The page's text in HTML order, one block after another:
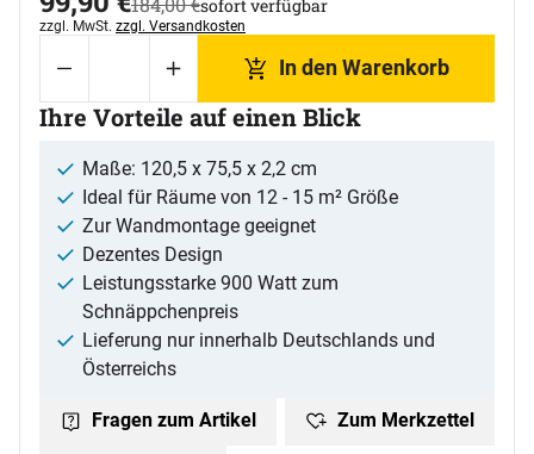
sofort verfügbar
Steuerhinweis:
zzgl. MwSt. zzgl. Versandkosten
In den Warenkorb
Ihre Vorteile auf einen Blick
Maße: 120,5 x 75,5 x 2,2 cm
Ideal für Räume von 12 - 15 m² Größe
Zur Wandmontage geeignet
Dezentes Design
Leistungsstarke 900 Watt zum
Schnäppchenpreis
Lieferung nur innerhalb Deutschlands und
Österreichs
Fragen zum Artikel Zum Merkzettel